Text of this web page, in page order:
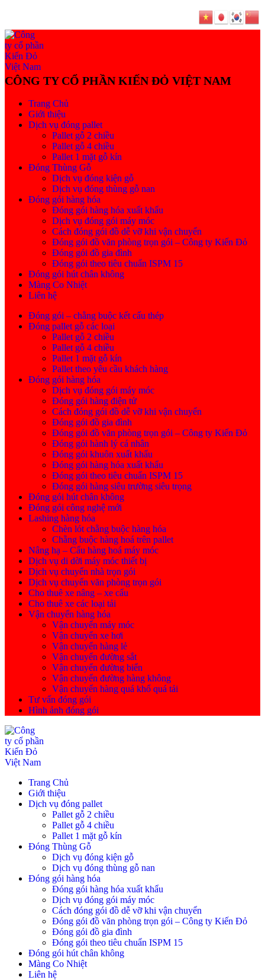
Trang Chủ
Giới thiệu
Dịch vụ đóng pallet
Pallet gỗ 2 chiều
Pallet gỗ 4 chiều
Pallet 1 mặt gỗ kín
Đóng Thùng Gỗ
Dịch vụ đóng kiện gỗ
Dịch vụ đóng thùng gỗ nan
Đóng gói hàng hóa
Đóng gói hàng hóa xuất khẩu
Dịch vụ đóng gói máy móc
Cách đóng gói đồ dễ vỡ khi vận chuyển
Đóng gói đồ văn phòng trọn gói – Công ty Kiến Đỏ
Đóng gói đồ gia đình
Đóng gói theo tiêu chuẩn ISPM 15
Đóng gói hút chân không
Màng Co Nhiệt
Liên hệ
Đóng gói – chằng buộc kết cấu thép
Đóng pallet gỗ các loại
Pallet gỗ 2 chiều
Pallet gỗ 4 chiều
Pallet 1 mặt gỗ kín
Pallet theo yêu cầu khách hàng
Đóng gói hàng hóa
Dịch vụ đóng gói máy móc
Đóng gói hàng điện tử
Cách đóng gói đồ dễ vỡ khi vận chuyển
Đóng gói đồ gia đình
Đóng gói đồ văn phòng trọn gói – Công ty Kiến Đỏ
Đóng gói hành lý cá nhân
Đóng gói khuôn xuất khẩu
Đóng gói hàng hóa xuất khẩu
Đóng gói theo tiêu chuẩn ISPM 15
Đóng gói hàng siêu trường siêu trọng
Đóng gói hút chân không
Đóng gói công nghệ mới
Lashing hàng hóa
Chèn lót chằng buộc hàng hóa
Chằng buộc hàng hoá trên pallet
Nâng hạ – Cẩu hàng hoá máy móc
Dịch vụ di dời máy móc thiết bị
Dịch vụ chuyển nhà trọn gói
Dịch vụ chuyển văn phòng trọn gói
Cho thuê xe nâng – xe cẩu
Cho thuê xe các loại tải
Vận chuyển hàng hóa
Vận chuyển máy móc
Vận chuyển xe hơi
Vận chuyển hàng lẻ
Vận chuyển đường sắt
Vận chuyển đường biển
Vận chuyển đường hàng không
Vận chuyển hàng quá khổ quá tải
Tư vấn đóng gói
Hình ảnh đóng gói
Trang Chủ
Giới thiệu
Dịch vụ đóng pallet
Pallet gỗ 2 chiều
Pallet gỗ 4 chiều
Pallet 1 mặt gỗ kín
Đóng Thùng Gỗ
Dịch vụ đóng kiện gỗ
Dịch vụ đóng thùng gỗ nan
Đóng gói hàng hóa
Đóng gói hàng hóa xuất khẩu
Dịch vụ đóng gói máy móc
Cách đóng gói đồ dễ vỡ khi vận chuyển
Đóng gói đồ văn phòng trọn gói – Công ty Kiến Đỏ
Đóng gói đồ gia đình
Đóng gói theo tiêu chuẩn ISPM 15
Đóng gói hút chân không
Màng Co Nhiệt
Liên hệ